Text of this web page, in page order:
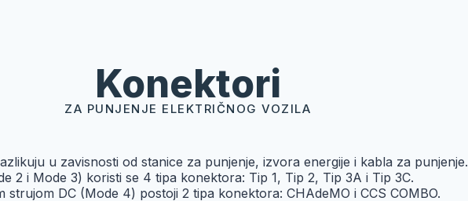
Konektori
ZA PUNJENJE ELEKTRIČNOG VOZILA
u zavisnosti od stanice za punjenje, izvora energije i kabla za punjenje.
2 i Mode 3) koristi se 4 tipa konektora: Tip 1, Tip 2, Tip 3A i Tip 3C.
DC (Mode 4) postoji 2 tipa konektora: CHAdeMO i CCS COMBO.